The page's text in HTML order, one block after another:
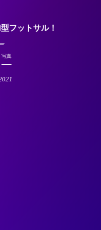
フットサル！
写真